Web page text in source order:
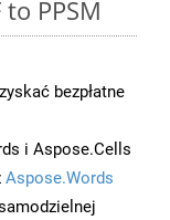
to PPSM
bezpłatne
i Aspose.Cells
Aspose.Words